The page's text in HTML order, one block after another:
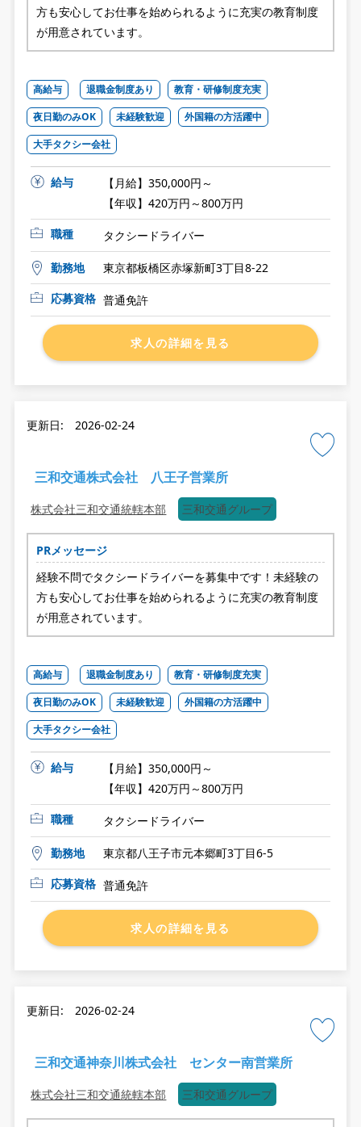
方も安心してお仕事を始められるように充実の教育制度
が用意されています。
高給与 退職金制度あり
教育・研修制度充実
夜日勤のみOK
未経験歓迎
外国籍の方活躍中
大手タクシー会社
給与
【月給】350,000円～
【年収】420万円～800万円
職種
タクシードライバー
勤務地
東京都板橋区赤塚新町3丁目8-22
応募資格 普通免許
求人の詳細を見る
更新日: 2026-02-24
三和交通株式会社 八王子営業所
株式会社三和交通統轄本部 三和交通グループ
PRメッセージ
経験不問でタクシードライバーを募集中です！未経験の
方も安心してお仕事を始められるように充実の教育制度
が用意されています。
高給与 退職金制度あり
教育・研修制度充実
夜日勤のみOK
未経験歓迎
外国籍の方活躍中
大手タクシー会社
給与
【月給】350,000円～
【年収】420万円～800万円
職種
タクシードライバー
勤務地
東京都八王子市元本郷町3丁目6-5
応募資格 普通免許
求人の詳細を見る
更新日: 2026-02-24
三和交通神奈川株式会社 センター南営業所
株式会社三和交通統轄本部 三和交通グループ